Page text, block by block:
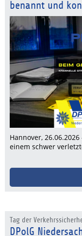
benannt und
Hannover,
einem schwer
Tag der
DPolG